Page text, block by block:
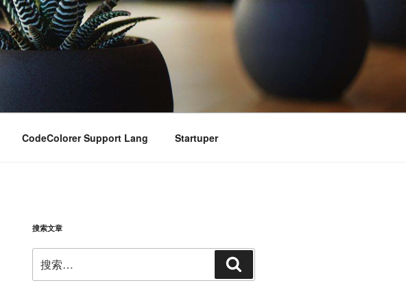
CodeColorer Support Lang Startuper
搜索文章
索：
索